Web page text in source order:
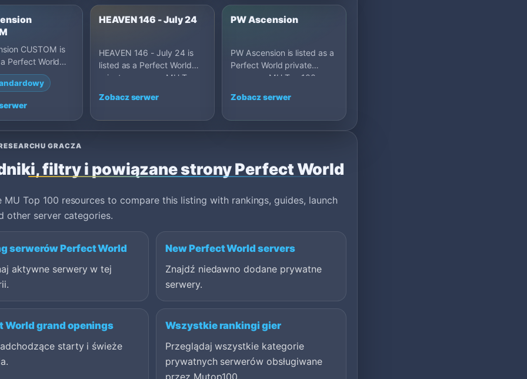
CUSTOM is
Perfect World
on MU Top
Canada.
HEAVEN 146 - July 24
HEAVEN 146 - July 24 is
listed as a Perfect World
private server on MU Top
Zobacz serwer
PW Ascension
PW Ascension is listed as a
Perfect World private
server on MU Top 100:
Zobacz serwer
GRACZA
filtry i powiązane strony Perfect World
MU Top 100 resources to compare this listing with rankings, guides, launch
other server categories.
serwerów Perfect World
aktywne serwery w tej
New Perfect World servers
Znajdź niedawno dodane prywatne
serwery.
World grand openings
starty i świeże
Wszystkie rankingi gier
Przeglądaj wszystkie kategorie
prywatnych serwerów obsługiwane
przez Mutop100.